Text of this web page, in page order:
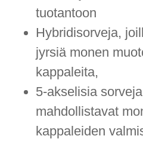
tuotantoon
Hybridisorveja,
jyrsiä monen
kappaleita,
5-akselisia
mahdollistavat
kappaleiden